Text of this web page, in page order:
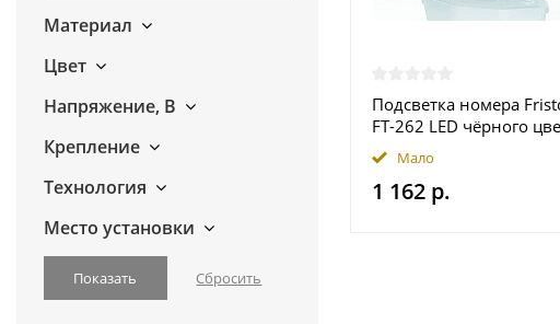
Материал
Цвет
Напряжение, В
Крепление
Технология
Место установки
Подсветка номера
FT-262 LED чёрного
проводом
Мало
1 162 р.